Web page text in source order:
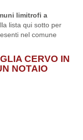
limitrofi a
lista qui sotto per
nel comune
CERVO IN
NOTAIO